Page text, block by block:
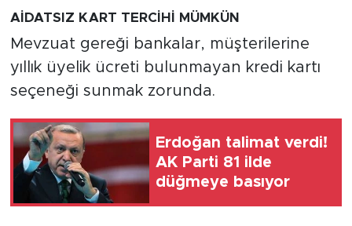
AİDATSIZ KART TERCİHİ MÜMKÜN
Mevzuat gereği bankalar, müşterilerine
yıllık üyelik ücreti bulunmayan kredi kartı
seçeneği sunmak zorunda.
Erdoğan talimat verdi!
AK Parti 81 ilde
düğmeye basıyor